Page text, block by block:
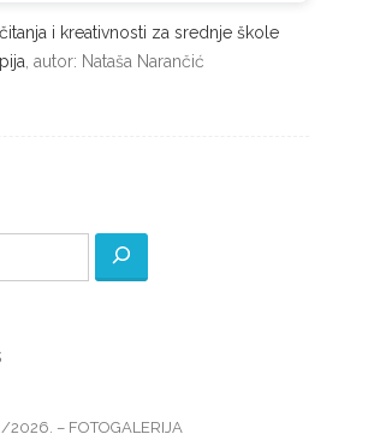
i kreativnosti za srednje škole
, autor: Nataša Narančić
2026. – FOTOGALERIJA